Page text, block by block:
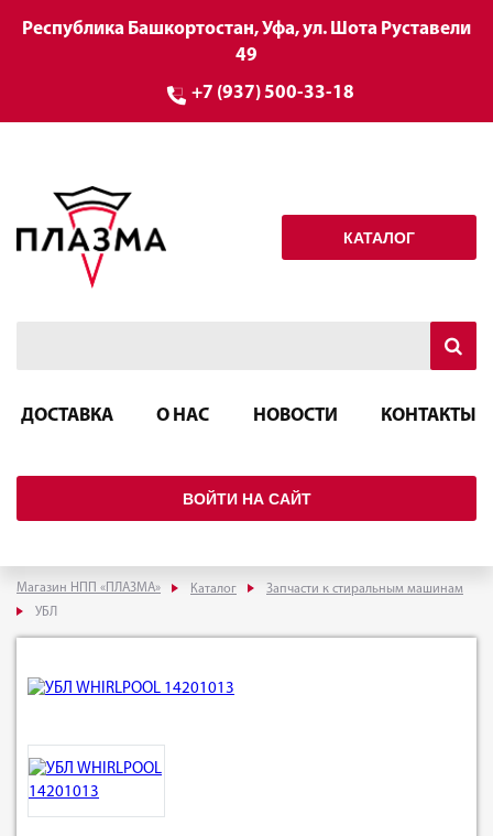
Республика Башкортостан, Уфа, ул. Шота Руставели
49
+7 (937) 500-33-18
КАТАЛОГ
ДОСТАВКА О НАС НОВОСТИ КОНТАКТЫ
ВОЙТИ НА САЙТ
Магазин НПП «ПЛАЗМА» Каталог
Запчасти к стиральным машинам
УБЛ